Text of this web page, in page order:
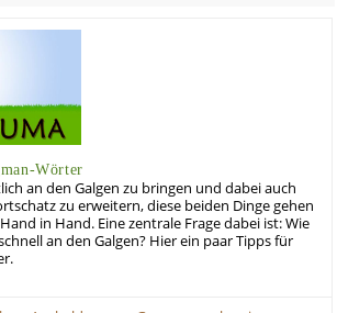
Wörter
an den Galgen zu bringen und dabei auch
zu erweitern, diese beiden Dinge gehen
in Hand. Eine zentrale Frage dabei ist: Wie
an den Galgen? Hier ein paar Tipps für